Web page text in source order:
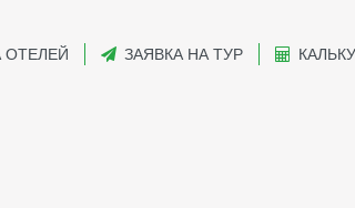
ОТЕЛЕЙ ЗАЯВКА НА ТУР